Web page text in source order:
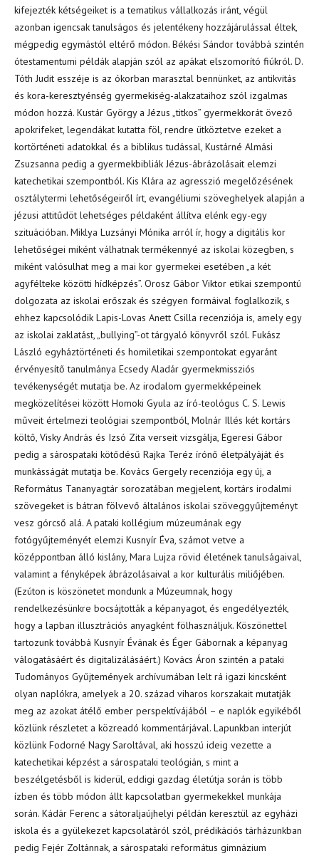
kifejezték kétségeiket is a tematikus vállalkozás iránt, végül
azonban igencsak tanulságos és jelentékeny hozzájárulással éltek,
mégpedig egymástól eltérő módon. Békési Sándor továbbá szintén
ótestamentumi példák alapján szól az apákat elszomorító fiúkról. D.
Tóth Judit esszéje is az ókorban marasztal bennünket, az antikvitás
és kora-keresztyénség gyermekiség-alakzataihoz szól izgalmas
módon hozzá. Kustár György a Jézus „titkos” gyermekkorát övező
apokrifeket, legendákat kutatta föl, rendre ütköztetve ezeket a
kortörténeti adatokkal és a biblikus tudással, Kustárné Almási
Zsuzsanna pedig a gyermekbibliák Jézus-ábrázolásait elemzi
katechetikai szempontból. Kis Klára az agresszió megelőzésének
osztálytermi lehetőségeiről írt, evangéliumi szöveghelyek alapján a
jézusi attitűdöt lehetséges példaként állítva elénk egy-egy
szituációban. Miklya Luzsányi Mónika arról ír, hogy a digitális kor
lehetőségei miként válhatnak termékennyé az iskolai közegben, s
miként valósulhat meg a mai kor gyermekei esetében „a két
agyfélteke közötti hídképzés”. Orosz Gábor Viktor etikai szempontú
dolgozata az iskolai erőszak és szégyen formáival foglalkozik, s
ehhez kapcsolódik Lapis-Lovas Anett Csilla recenziója is, amely egy
az iskolai zaklatást, „bullying”-ot tárgyaló könyvről szól. Fukász
László egyháztörténeti és homiletikai szempontokat egyaránt
érvényesítő tanulmánya Ecsedy Aladár gyermekmissziós
tevékenységét mutatja be. Az irodalom gyermekképeinek
megközelítései között Homoki Gyula az író-teológus C. S. Lewis
műveit értelmezi teológiai szempontból, Molnár Illés két kortárs
költő, Visky András és Izsó Zita verseit vizsgálja, Egeresi Gábor
pedig a sárospataki kötődésű Rajka Teréz írónő életpályáját és
munkásságát mutatja be. Kovács Gergely recenziója egy új, a
Református Tananyagtár sorozatában megjelent, kortárs irodalmi
szövegeket is bátran fölvevő általános iskolai szöveggyűjteményt
vesz górcső alá. A pataki kollégium múzeumának egy
fotógyűjteményét elemzi Kusnyír Éva, számot vetve a
középpontban álló kislány, Mara Lujza rövid életének tanulságaival,
valamint a fényképek ábrázolásaival a kor kulturális miliőjében.
(Ezúton is köszönetet mondunk a Múzeumnak, hogy
rendelkezésünkre bocsájtották a képanyagot, és engedélyezték,
hogy a lapban illusztrációs anyagként fölhasználjuk. Köszönettel
tartozunk továbbá Kusnyír Évának és Éger Gábornak a képanyag
válogatásáért és digitalizálásáért.) Kovács Áron szintén a pataki
Tudományos Gyűjtemények archívumában lelt rá igazi kincsként
olyan naplókra, amelyek a 20. század viharos korszakait mutatják
meg az azokat átélő ember perspektívájából – e naplók egyikéből
közlünk részletet a közreadó kommentárjával. Lapunkban interjút
közlünk Fodorné Nagy Saroltával, aki hosszú ideig vezette a
katechetikai képzést a sárospataki teológián, s mint a
beszélgetésből is kiderül, eddigi gazdag életútja során is több
ízben és több módon állt kapcsolatban gyermekekkel munkája
során. Kádár Ferenc a sátoraljaújhelyi példán keresztül az egyházi
iskola és a gyülekezet kapcsolatáról szól, prédikációs tárházunkban
pedig Fejér Zoltánnak, a sárospataki református gimnázium